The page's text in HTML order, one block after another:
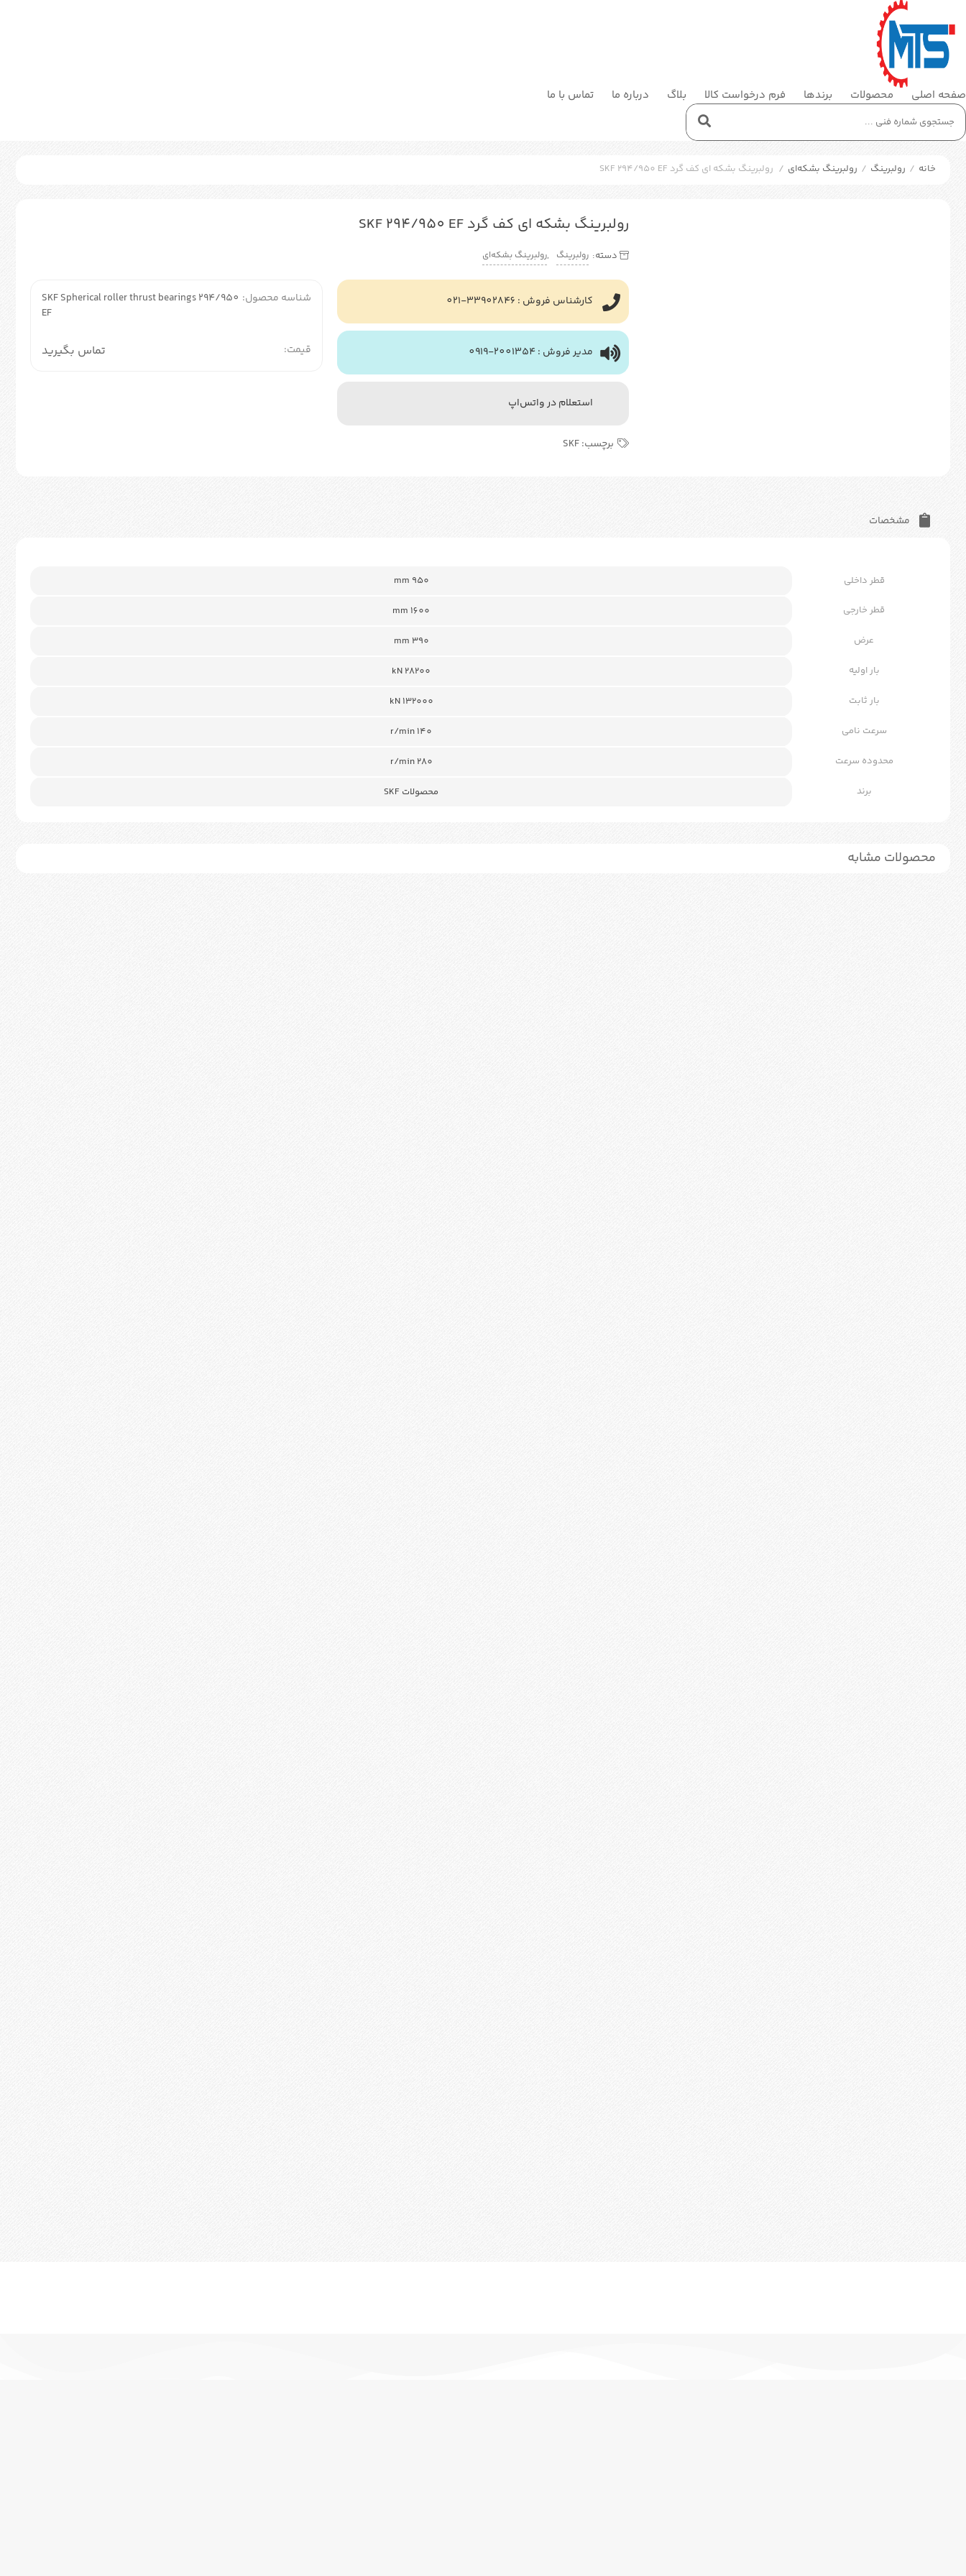
صفحه اصلی محصولات برندها فرم درخواست کالا بلاگ درباره ما تماس با ما
خانه / رولبرینگ / رولبرینگ بشکه‌ای / رولبرینگ بشکه ای کف گرد SKF 294/950 EF
رولبرینگ بشکه ای کف گرد SKF 294/950 EF
دسته: رولبرینگ ,رولبرینگ بشکه‌ای
کارشناس فروش : 33902846-021
مدیر فروش : 2001354-0919
استعلام در واتس‌اپ
برچسب:SKF
شناسه محصول: SKF Spherical roller thrust bearings 294/950
EF
قیمت: تماس بگیرید
مشخصات
قطر داخلی 950 mm
قطر خارجی 1600 mm
عرض 390 mm
بار اولیه 28200 kN
بار ثابت 132000 kN
سرعت نامی 140 r/min
محدوده سرعت 280 r/min
برند محصولات SKF
محصولات مشابه